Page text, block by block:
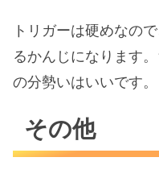
トリガーは硬めなの
るかんじになります
の分勢いはいいです。
その他